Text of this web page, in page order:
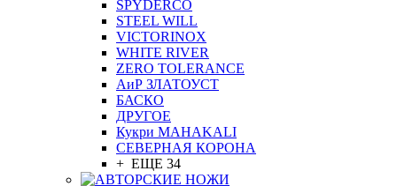
SPYDERCO
STEEL WILL
VICTORINOX
WHITE RIVER
ZERO TOLERANCE
АиР ЗЛАТОУСТ
БАСКО
ДРУГОЕ
Кукри MAHAKALI
СЕВЕРНАЯ КОРОНА
+ ЕЩЕ 34